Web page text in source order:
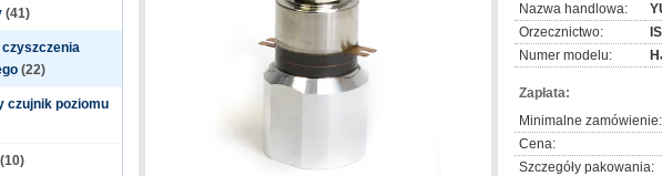
(41)
czyszczenia
(22)
czujnik poziomu
(10)
Nazwa handlowa:
Orzecznictwo:
Numer modelu:
Zapłata:
Minimalne zamówienie:
Cena:
Szczegóły pakowania: